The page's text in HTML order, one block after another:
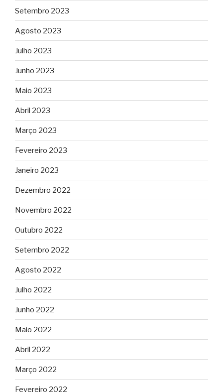
Setembro 2023
Agosto 2023
Julho 2023
Junho 2023
Maio 2023
Abril 2023
Março 2023
Fevereiro 2023
Janeiro 2023
Dezembro 2022
Novembro 2022
Outubro 2022
Setembro 2022
Agosto 2022
Julho 2022
Junho 2022
Maio 2022
Abril 2022
Março 2022
Fevereiro 2022